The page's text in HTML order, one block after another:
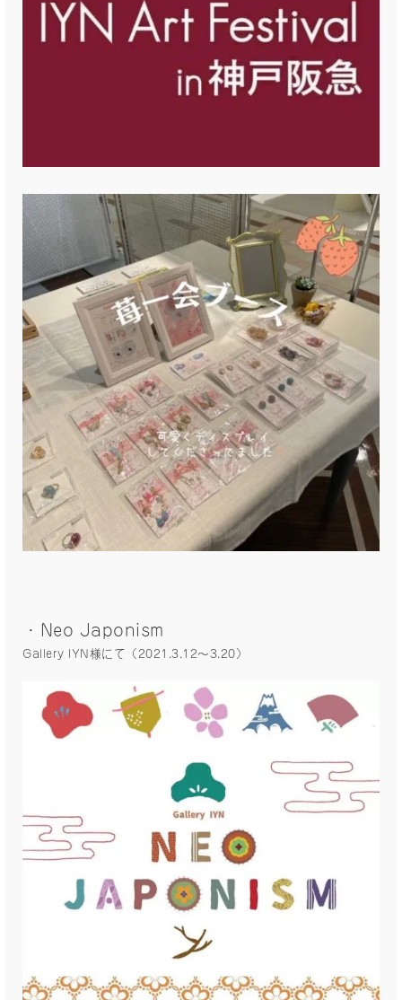
・Neo Japonism
Gallery IYN様にて（2021.3.12〜3.20）